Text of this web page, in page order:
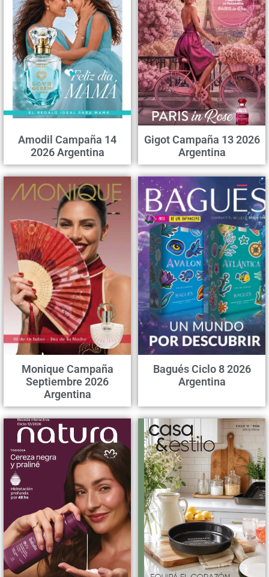
Amodil Campaña 14
2026 Argentina
Gigot Campaña 13 2026
Argentina
Monique Campaña
Septiembre 2026
Argentina
Bagués Ciclo 8 2026
Argentina